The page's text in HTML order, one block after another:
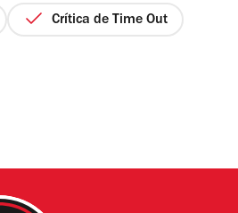
Crítica de Time Out